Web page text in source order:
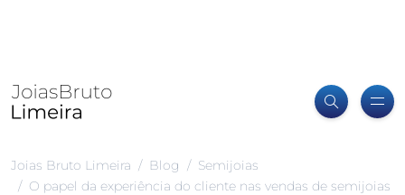
Joias Bruto Limeira Blog
Semijoias
O papel da experiência do cliente nas vendas de semijoias